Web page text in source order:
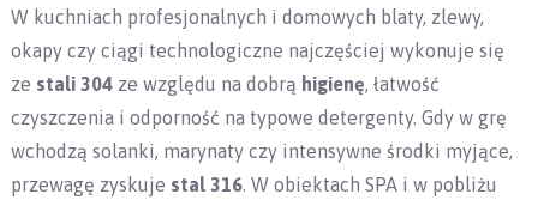
W kuchniach profesjonalnych i domowych blaty, zlewy,
okapy czy ciągi technologiczne najczęściej wykonuje się
ze stali 304ze względu na dobrą higienę, łatwość
czyszczenia i odporność na typowe detergenty. Gdy w grę
wchodzą solanki, marynaty czy intensywne środki myjące,
przewagę zyskuje stal 316. W obiektach SPA i w pobliżu